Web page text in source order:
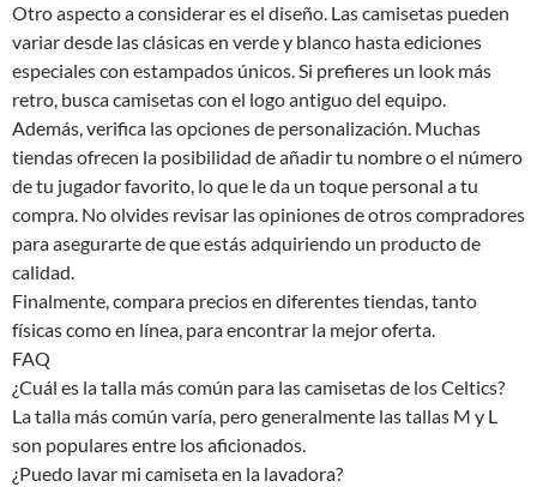
Otro aspecto a considerar es el diseño. Las camisetas pueden
variar desde las clásicas en verde y blanco hasta ediciones
especiales con estampados únicos. Si prefieres un look más
retro, busca camisetas con el logo antiguo del equipo.
Además, verifica las opciones de personalización. Muchas
tiendas ofrecen la posibilidad de añadir tu nombre o el número
de tu jugador favorito, lo que le da un toque personal a tu
compra. No olvides revisar las opiniones de otros compradores
para asegurarte de que estás adquiriendo un producto de
calidad.
Finalmente, compara precios en diferentes tiendas, tanto
físicas como en línea, para encontrar la mejor oferta.
FAQ
¿Cuál es la talla más común para las camisetas de los Celtics?
La talla más común varía, pero generalmente las tallas M y L
son populares entre los aficionados.
¿Puedo lavar mi camiseta en la lavadora?